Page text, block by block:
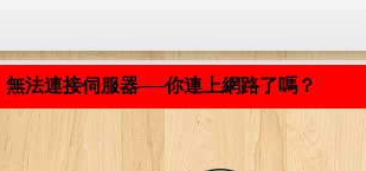
無法連接伺服器──你連上網路了嗎？
程式載入中... ...